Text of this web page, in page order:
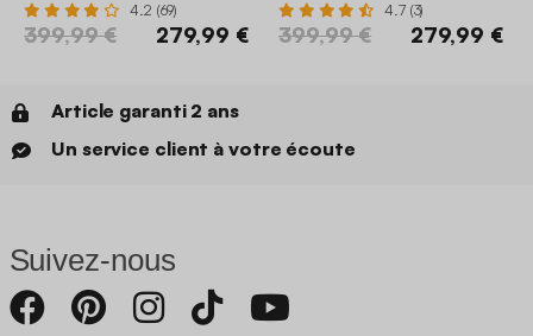
4.2 (69)
399,99 € 279,99 €
4.7 (3)
399,99 € 279,99 €
Article garanti 2 ans
Un service client à votre écoute
Suivez-nous